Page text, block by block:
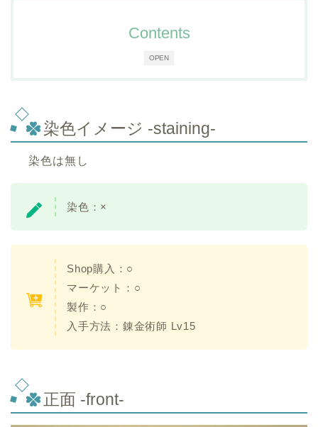
OPEN
Contents
染色イメージ -staining-
染色は無し
染色： ×
Shop購入： ○
マーケット：○
製作：○
入手方法：錬金術師 Lv15
正面 -front-